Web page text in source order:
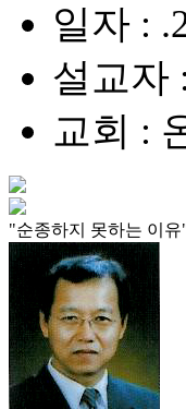
일자 :
설교자
교회 :
"순종하지 못하는 이